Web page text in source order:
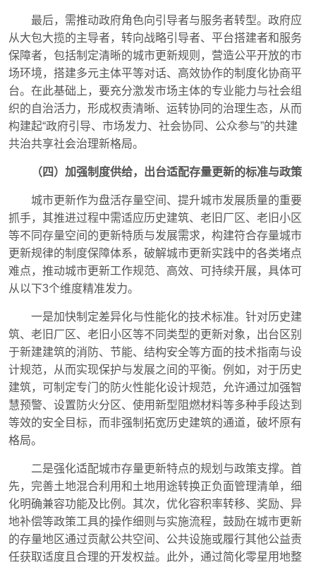
最后，需推动政府角色向引导者与服务者转型。政府应
从大包大揽的主导者，转向战略引导者、平台搭建者和服务
保障者，包括制定清晰的城市更新规则，营造公平开放的市
场环境，搭建多元主体平等对话、高效协作的制度化协商平
台。在此基础上，要充分激发市场主体的专业能力与社会组
织的自治活力，形成权责清晰、运转协同的治理生态，从而
构建起“政府引导、市场发力、社会协同、公众参与”的共建
共治共享社会治理新格局。
（四）加强制度供给，出台适配存量更新的标准与政策
城市更新作为盘活存量空间、提升城市发展质量的重要
抓手，其推进过程中需适应历史建筑、老旧厂区、老旧小区
等不同存量空间的更新特质与发展需求，构建符合存量城市
更新规律的制度保障体系，破解城市更新实践中的各类堵点
难点，推动城市更新工作规范、高效、可持续开展，具体可
从以下3个维度精准发力。
一是加快制定差异化与性能化的技术标准。针对历史建
筑、老旧厂区、老旧小区等不同类型的更新对象，出台区别
于新建建筑的消防、节能、结构安全等方面的技术指南与设
计规范，从而实现保护与发展之间的平衡。例如，对于历史
建筑，可制定专门的防火性能化设计规范，允许通过加强智
慧预警、设置防火分区、使用新型阻燃材料等多种手段达到
等效的安全目标，而非强制拓宽历史建筑的通道，破坏原有
格局。
二是强化适配城市存量更新特点的规划与政策支撑。首
先，完善土地混合利用和土地用途转换正负面管理清单，细
化明确兼容功能及比例。其次，优化容积率转移、奖励、异
地补偿等政策工具的操作细则与实施流程，鼓励在城市更新
的存量地区通过贡献公共空间、公共设施或履行其他公益责
任获取适度且合理的开发权益。此外，通过简化零星用地整